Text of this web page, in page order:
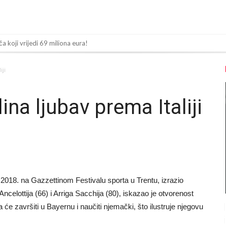
koji vrijedi 69 miliona eura!
sa četiri bombe
su ostvariti “nemoguće”! Jedan od njih je Messi, znate li ko je drugi?
nema dovoljno sredstava, Atletico prati situaciju.
ljubav prema Italiji
na Gazzettinom Festivalu sporta u Trentu, izrazio
(66) i Arriga Sacchija (80), iskazao je otvorenost
završiti u Bayernu i naučiti njemački, što ilustruje njegovu